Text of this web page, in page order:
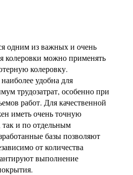
одним из важных и очень
колеровки можно применять
колеровку.
удобна для
трудозатрат, особенно при
работ. Для качественной
иметь очень точную
так и по отдельным
базы позволяют
от количества
выполнение